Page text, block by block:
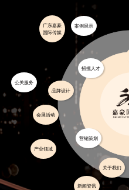
产业领域
新闻资讯
营销策划
品牌设计
公关服务
会展活动
关于我们
案例展示
广东嘉豪
国际传媒
招揽人才